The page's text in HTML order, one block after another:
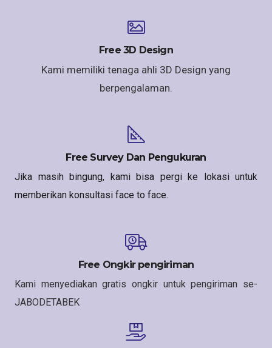
Free 3D Design
Kami memiliki tenaga ahli 3D Design yang
berpengalaman.
Free Survey Dan Pengukuran
Jika masih bingung, kami bisa pergi ke lokasi untuk
memberikan konsultasi face to face.
Free Ongkir pengiriman
Kami menyediakan gratis ongkir untuk pengiriman se-
JABODETABEK